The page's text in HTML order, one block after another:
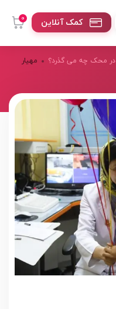
0 کمک آنلاین
در محک چه می گذرد؟
مهیار